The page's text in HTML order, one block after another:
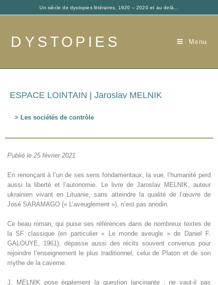
Un siècle de dystopies littéraires, 1920 – 2020 et au delà...
DYSTOPIES Menu
ESPACE LOINTAIN | Jaroslav MELNIK
> Les sociétés de contrôle
Publié le 25 février 2021
En renonçant à l’un de ses sens fondamentaux, la vue, l’humanité perd
aussi la liberté et l’autonomie. Le livre de Jaroslav MELNIK, auteur
ukrainien vivant en Lituanie, sans atteindre la qualité de l’œuvre de
José SARAMAGO (« L’aveuglement »), n’est pas anodin.
Ce beau roman, qui puise ses références dans de nombreux textes de
la SF classique (en particulier « Le monde aveugle » de Daniel F.
GALOUYE, 1961), dépasse aussi des récits souvent convenus pour
rejoindre l’enseignement le plus traditionnel, celui de Platon et de son
mythe de la caverne.
J. MELNIK pose également la question lancinante : ne vaut-il pas